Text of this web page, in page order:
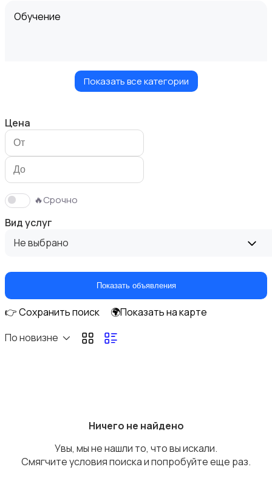
Обучение
Красота и здоровье
Компьютерные услуги
Показать все категории
Цена
🔥Срочно
Вид услуг
Не выбрано
Показать объявления
👉 Сохранить поиск
🌍Показать на карте
По новизне
Ничего не найдено
Увы, мы не нашли то, что вы искали.
Смягчите условия поиска и попробуйте еще раз.